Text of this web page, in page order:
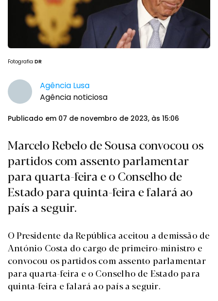
Fotografia DR
Agência Lusa
Agência noticiosa
Publicado em 07 de novembro de 2023, às 15:06
Marcelo Rebelo de Sousa convocou os
partidos com assento parlamentar
para quarta-feira e o Conselho de
Estado para quinta-feira e falará ao
país a seguir.
O Presidente da República aceitou a demissão de
António Costa do cargo de primeiro-ministro e
convocou os partidos com assento parlamentar
para quarta-feira e o Conselho de Estado para
quinta-feira e falará ao país a seguir.